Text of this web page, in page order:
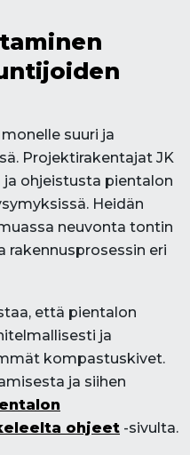
suuri ja
Projektirakentajat JK
ohjeistusta pientalon
Heidän
neuvonta tontin
rakennusprosessin eri
että pientalon
ja
kompastuskivet.
ja siihen
ohjeet -sivulta.